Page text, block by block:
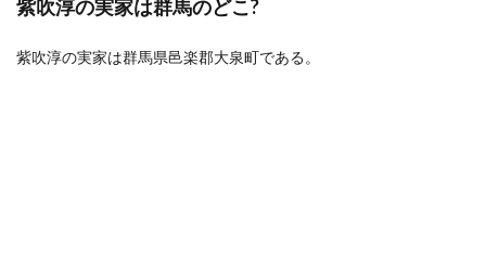
紫吹淳の実家は群馬のどこ?
紫吹淳の実家は群馬県邑楽郡大泉町である。